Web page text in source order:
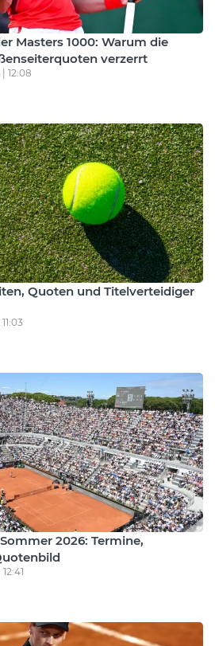
Masters 1000: Warum die
verzerrt
12:08
Quoten und Titelverteidiger
2026: Termine,